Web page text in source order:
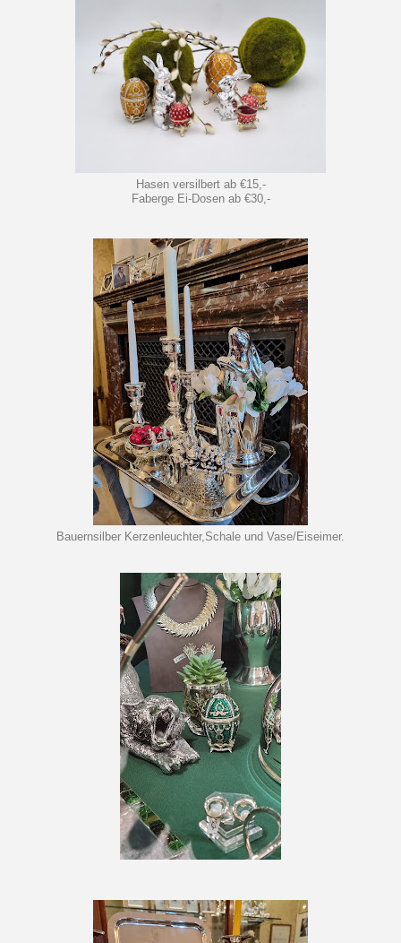
Hasen versilbert ab €15,-
Faberge Ei-Dosen ab €30,-
Bauernsilber Kerzenleuchter,Schale und Vase/Eiseimer.